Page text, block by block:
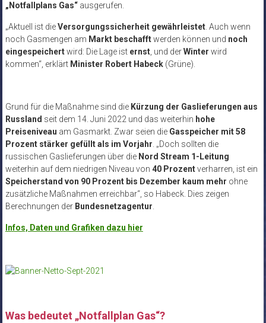
„Notfallplans Gas“ausgerufen.
„Aktuell ist dieVersorgungssicherheit gewährleistet. Auch wenn
noch Gasmengen am Markt beschafftwerden können und noch
eingespeichertwird: Die Lage isternst, und derWinter wird
kommen“, erklärt Minister Robert Habeck(Grüne).
Grund für die Maßnahme sind die Kürzung der Gaslieferungen aus
Russland seit dem 14. Juni 2022 und das weiterhin hohe
Preiseniveau am Gasmarkt. Zwar seien dieGasspeicher mit 58
Prozent stärker gefüllt als im Vorjahr. „Doch sollten die
russischen Gaslieferungen über die Nord Stream 1-Leitung
weiterhin auf dem niedrigen Niveau von 40 Prozentverharren, ist ein
Speicherstand von 90 Prozent bis Dezember kaum mehr ohne
zusätzliche Maßnahmen erreichbar“, so Habeck. Dies zeigen
Berechnungen der Bundesnetzagentur.
Infos, Daten und Grafiken dazu hier
Was bedeutet „Notfallplan Gas“?